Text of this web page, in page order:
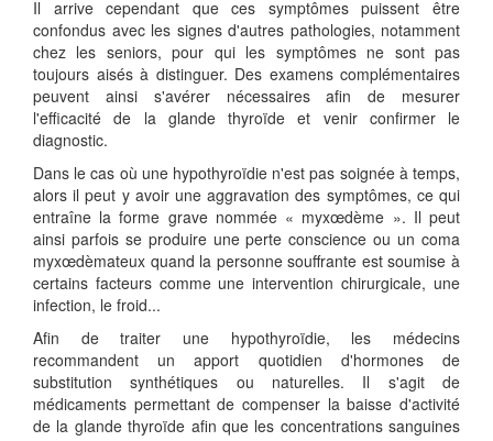
Il arrive cependant que ces symptômes puissent être
confondus avec les signes d'autres pathologies, notamment
chez les seniors, pour qui les symptômes ne sont pas
toujours aisés à distinguer. Des examens complémentaires
peuvent ainsi s'avérer nécessaires afin de mesurer
l'efficacité de la glande thyroïde et venir confirmer le
diagnostic.
Dans le cas où une hypothyroïdie n'est pas soignée à temps,
alors il peut y avoir une aggravation des symptômes, ce qui
entraîne la forme grave nommée « myxœdème ». Il peut
ainsi parfois se produire une perte conscience ou un coma
myxœdèmateux quand la personne souffrante est soumise à
certains facteurs comme une intervention chirurgicale, une
infection, le froid...
Afin de traiter une hypothyroïdie, les médecins
recommandent un apport quotidien d'hormones de
substitution synthétiques ou naturelles. Il s'agit de
médicaments permettant de compenser la baisse d'activité
de la glande thyroïde afin que les concentrations sanguines